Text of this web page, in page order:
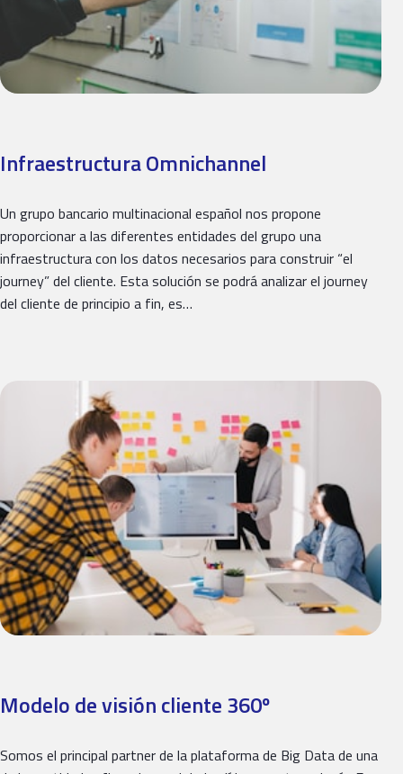
Infraestructura Omnichannel
Un grupo bancario multinacional español nos propone
proporcionar a las diferentes entidades del grupo una
infraestructura con los datos necesarios para construir “el
journey” del cliente. Esta solución se podrá analizar el journey
del cliente de principio a fin, es…
Modelo de visión cliente 360º
Somos el principal partner de la plataforma de Big Data de una